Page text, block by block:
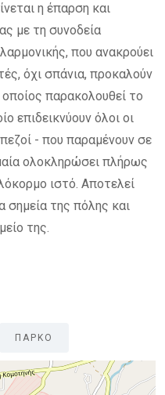
η έπαρση και
με τη συνοδεία
που ανακρούει
όχι σπάνια, προκαλούν
παρακολουθεί το
επιδεικνύουν όλοι οι
- που παραμένουν σε
ολοκληρώσει πλήρως
ιστό. Αποτελεί
της πόλης και
της.
ΠΑΡΚΟ